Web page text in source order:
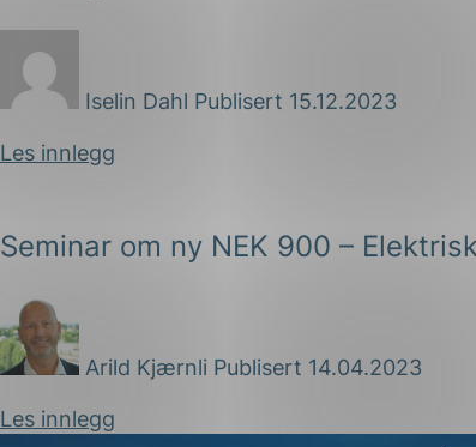
Iselin Dahl Publisert 15.12.2023
Les innlegg
Seminar om ny NEK 900 –
Arild Kjærnli Publisert 14.04.2023
Les innlegg